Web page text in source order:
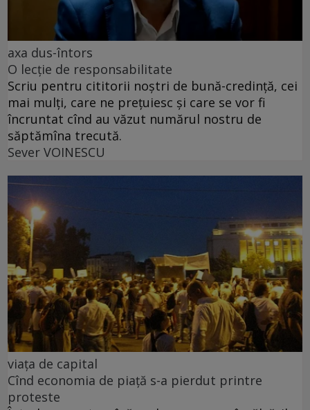
axa dus-întors
O lecție de responsabilitate
Scriu pentru cititorii noștri de bună-credință, cei
mai mulți, care ne prețuiesc și care se vor fi
încruntat cînd au văzut numărul nostru de
săptămîna trecută.
Sever VOINESCU
viața de capital
Cînd economia de piață s-a pierdut printre
proteste